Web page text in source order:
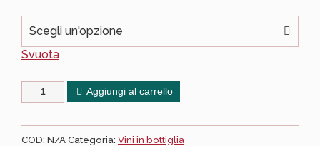
Scegli un'opzione
Svuota
Aggiungi al carrello
COD: N/ACategoria: Vini in bottiglia